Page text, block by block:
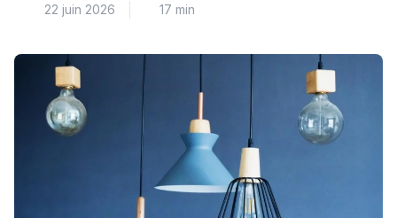
d’une doublure isolante certifiée constituent une
votre confort au quotidien sans engager de travaux
conséquents. Le choix du bon rideau repose sur des
critères techniques précis – nature du tissu, présence
d’une doublure spécifique, […]
22 juin 2026 17 min